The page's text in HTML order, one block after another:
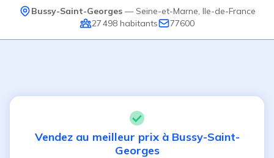
Bussy-Saint-Georges— Seine-et-Marne Ile-de-France
27 498 habitants 77600
Vendez au meilleur prix à Bussy-Saint-
Georges